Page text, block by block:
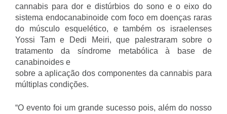
cannabis para dor e distúrbios do sono e o eixo do
sistema endocanabinoide com foco em doenças raras
do músculo esquelético, e também os israelenses
Yossi Tam e Dedi Meiri, que palestraram sobre o
tratamento da síndrome metabólica à base de
canabinoides e
sobre a aplicação dos componentes da cannabis para
múltiplas condições.
“O evento foi um grande sucesso pois, além do nosso